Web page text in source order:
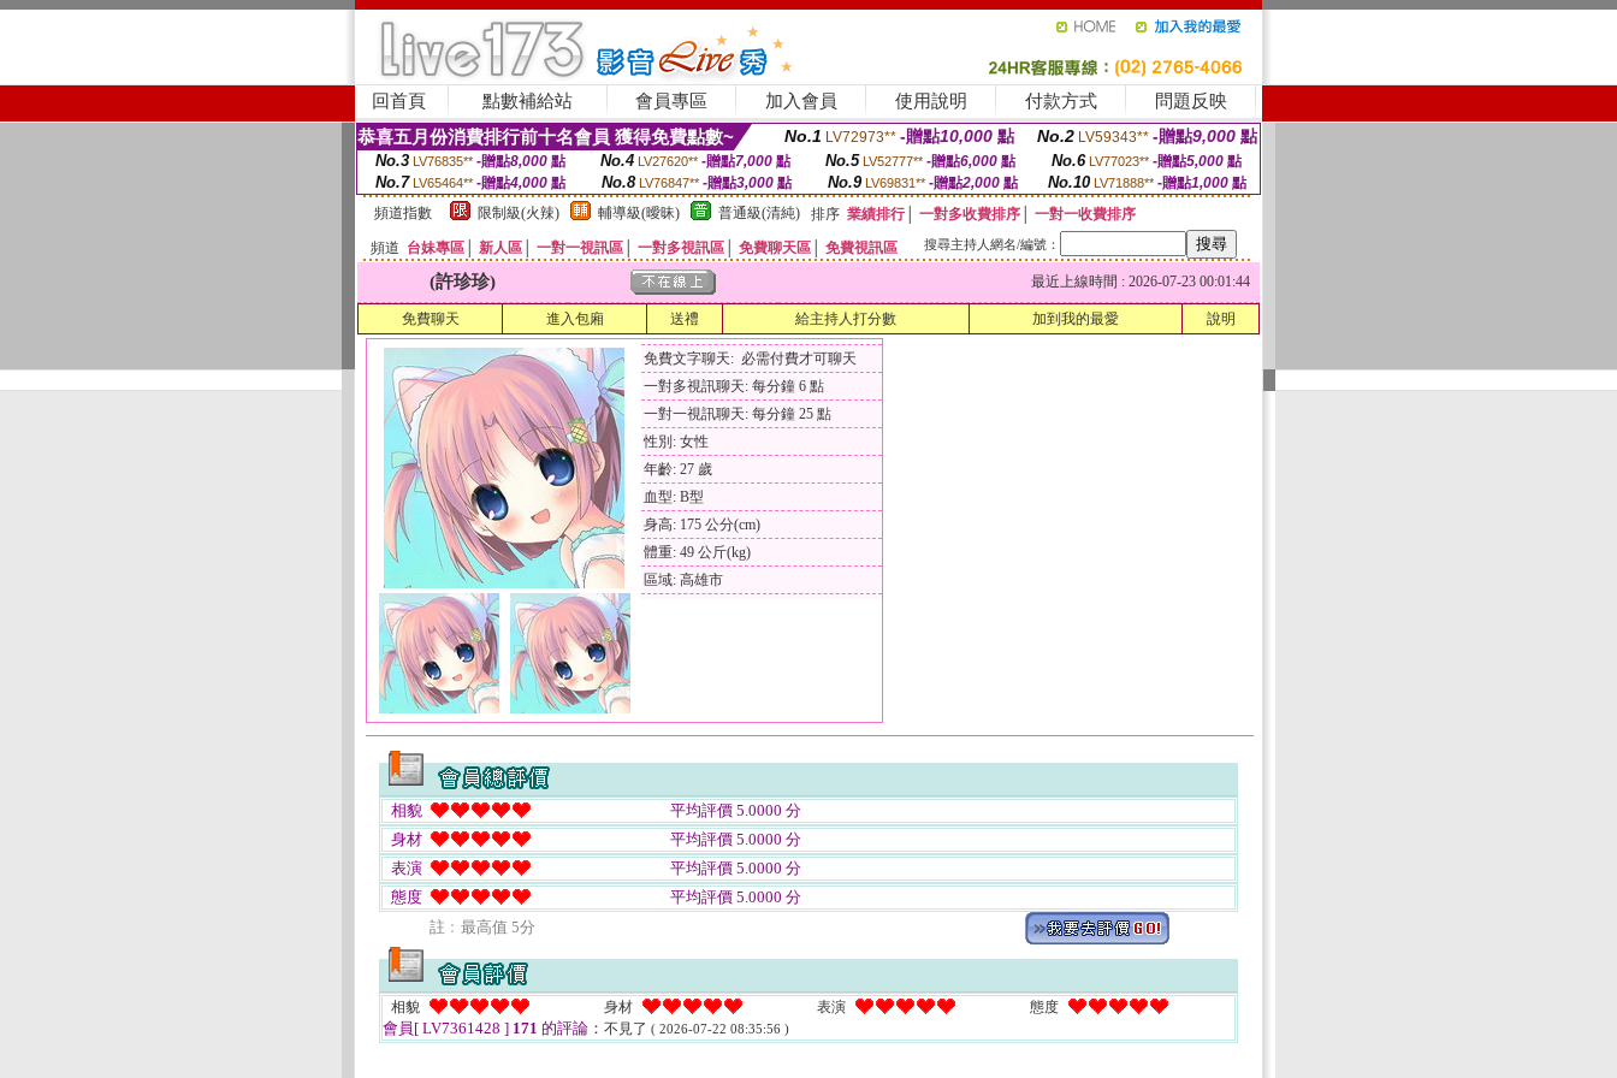
回首頁 點數補給站 會員專區 加入會員 使用說明 付款方式 問題反映
恭喜五月份消費排行前十名會員 獲得免費點數~ No.1 LV72973** -贈點10,000 點 No.2 LV59343** -贈點9,000 點
No.3 LV76835** -贈點8,000點 No.4 LV27620** -贈點7,000點 No.5 LV52777** -贈點6,000點 No.6 LV77023** -贈點5,000點
No.7 LV65464** -贈點4,000 點 No.8 LV76847** -贈點3,000 點 No.9 LV69831** -贈點2,000點 No.10 LV71888** -贈點1,000 點
頻道指數
限制級(火辣) 輔導級(曖昧) 普通級(清純) 排序 業績排行│ 一對多收費排序
一對一收費排序
頻道 台妹專區 新人區 一對一視訊區 一對多視訊區 免費聊天區 免費視訊區 搜尋主持人網名/編號：
(許珍珍) 最近上線時間 : 2026-07-23 00:01:44
免費聊天 進入包廂 送禮 給主持人打分數 加到我的最愛 說明
免費文字聊天: 必需付費才可聊天
一對多視訊聊天: 每分鐘 6 點
一對一視訊聊天: 每分鐘 25 點
性別: 女性
年齡: 27 歲
血型: B型
身高: 175 公分(cm)
體重: 49 公斤(kg)
區域: 高雄市
相貌
平均評價 5.0000 分
身材
平均評價 5.0000 分
表演
平均評價 5.0000 分
態度
平均評價 5.0000 分
註﹕最高值 5分
相貌 身材 表演 態度
會員[ LV7361428 ] 171 的評論： 不見了 ( 2026-07-22 08:35:56 )